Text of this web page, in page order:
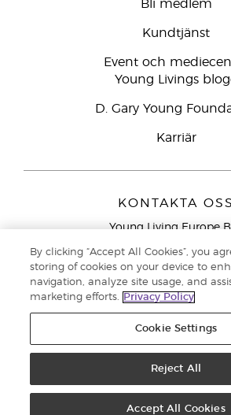
Bli medlem
Kundtjänst
Event och
Young Livings
D. Gary Young
Karriär
KONTAKTA OSS
Young Living Europe
9727 AJ Groningen
Nederländerna
Kundtjänst – Avgiftsfritt
mobiltelefon):020
Sekretess
By clicking “Accept All Cookies”, you
storing of cookies on your device to
navigation, analyze site usage, and
marketing efforts.
Privacy Policy
Cookie Settings
Reject All
Accept All Cookies